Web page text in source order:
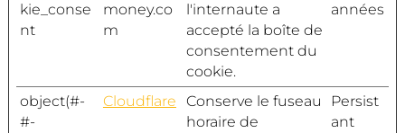
kie_conse
nt
money.co
m
l'internaute a
accepté la boîte de
consentement du
cookie.
années
object(#-
#-
Cloudflare
Conserve le fuseau
horaire de
Persist
ant